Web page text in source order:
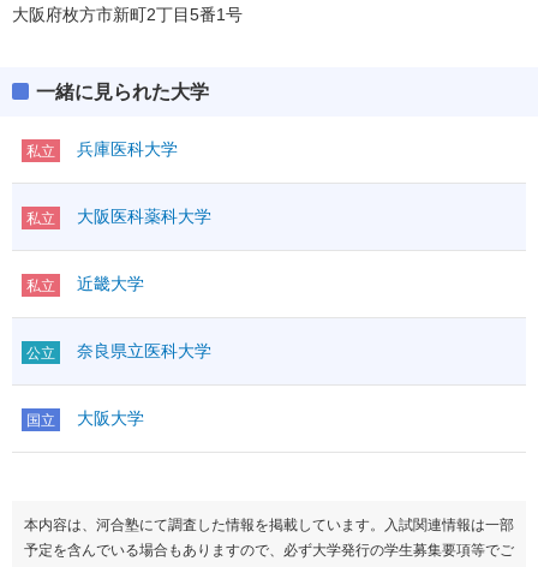
大阪府枚方市新町2丁目5番1号
一緒に見られた大学
私立 兵庫医科大学
私立 大阪医科薬科大学
私立 近畿大学
公立 奈良県立医科大学
国立 大阪大学
本内容は、河合塾にて調査した情報を掲載しています。入試関連情報は一部
予定を含んでいる場合もありますので、必ず大学発行の学生募集要項等でご